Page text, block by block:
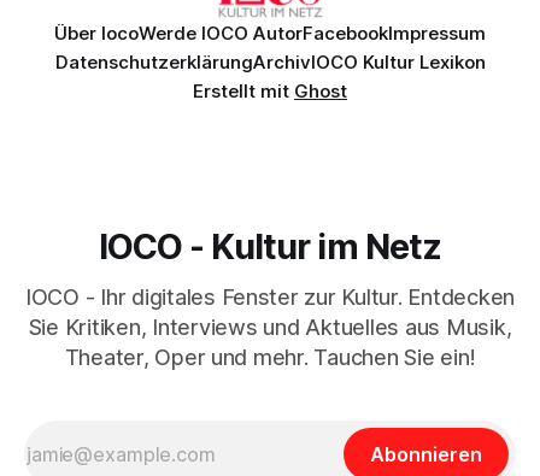
Über IocoWerde IOCO AutorFacebookImpressum
DatenschutzerklärungArchivIOCO Kultur Lexikon
Erstellt mit Ghost
IOCO - Kultur im Netz
IOCO - Ihr digitales Fenster zur Kultur. Entdecken
Sie Kritiken, Interviews und Aktuelles aus Musik,
Theater, Oper und mehr. Tauchen Sie ein!
Abonnieren